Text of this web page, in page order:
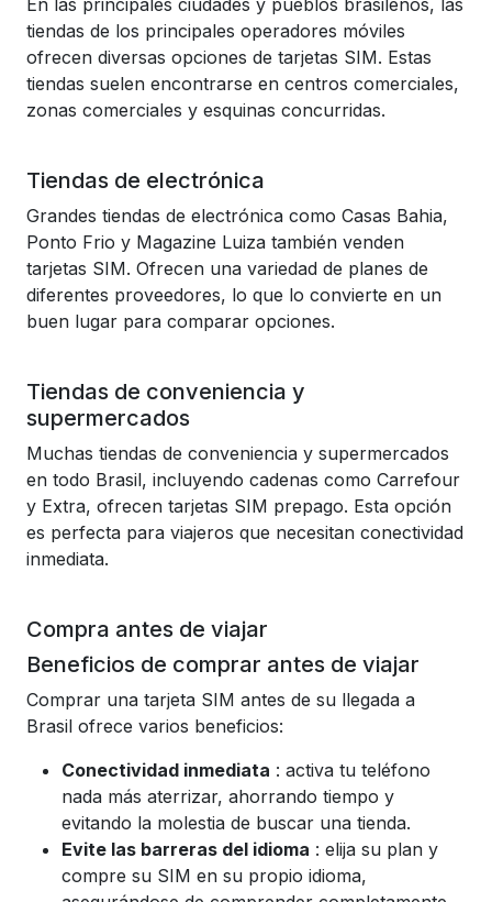
En las principales ciudades y pueblos brasileños, las
tiendas de los principales operadores móviles
ofrecen diversas opciones de tarjetas SIM. Estas
tiendas suelen encontrarse en centros comerciales,
zonas comerciales y esquinas concurridas.
Tiendas de electrónica
Grandes tiendas de electrónica como Casas Bahia,
Ponto Frio y Magazine Luiza también venden
tarjetas SIM. Ofrecen una variedad de planes de
diferentes proveedores, lo que lo convierte en un
buen lugar para comparar opciones.
Tiendas de conveniencia y
supermercados
Muchas tiendas de conveniencia y supermercados
en todo Brasil, incluyendo cadenas como Carrefour
y Extra, ofrecen tarjetas SIM prepago. Esta opción
es perfecta para viajeros que necesitan conectividad
inmediata.
Compra antes de viajar
Beneficios de comprar antes de viajar
Comprar una tarjeta SIM antes de su llegada a
Brasil ofrece varios beneficios:
Conectividad inmediata : activa tu teléfono
nada más aterrizar, ahorrando tiempo y
evitando la molestia de buscar una tienda.
Evite las barreras del idioma : elija su plan y
compre su SIM en su propio idioma,